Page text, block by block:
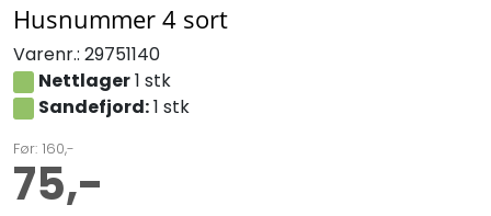
Husnummer 4 sort
Varenr.: 29751140
Nettlager1 stk
Sandefjord:1 stk
Før: 160,-
75,-